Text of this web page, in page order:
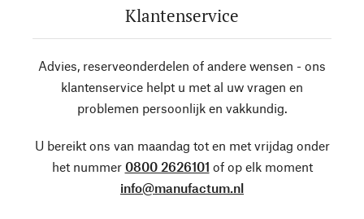
Klantenservice
Advies, reserveonderdelen of andere wensen - ons
klantenservice helpt u met al uw vragen en
problemen persoonlijk en vakkundig.
U bereikt ons van maandag tot en met vrijdag onder
het nummer 0800 2626101 of op elk moment
info@manufactum.nl